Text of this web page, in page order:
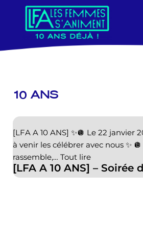
contenu
10 ANS
[LFA A 10 ANS] – Soirée
[LFA A 10 ANS] ✨🪩 Le 22 janvier
à venir les célébrer avec nous ✨
rassemble,… Tout lire